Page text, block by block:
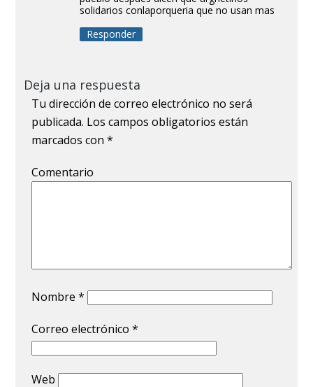
solidarios conlaporqueria que no usan mas
Responder
Deja una respuesta
Tu dirección de correo electrónico no será
publicada. Los campos obligatorios están
marcados con*
Comentario
Nombre*
Correo electrónico*
Web